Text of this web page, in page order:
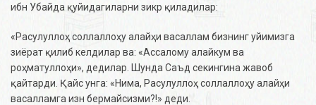
ибн Убайда қуйидагиларни зикр қиладилар:
«Расулуллоҳ соллаллоҳу алайҳи васаллам бизнинг уйимизга
зиёрат қилиб келдилар ва: «Ассалому алайкум ва
роҳматуллоҳи», дедилар. Шунда Саъд секингина жавоб
қайтарди. Қайс унга: «Нима, Расулуллоҳ соллаллоҳу алайҳи
васалламга изн бермайсизми?!» деди.